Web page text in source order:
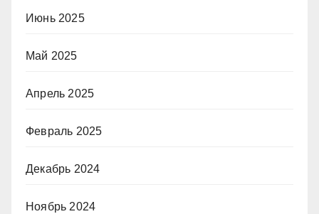
Июнь 2025
Май 2025
Апрель 2025
Февраль 2025
Декабрь 2024
Ноябрь 2024